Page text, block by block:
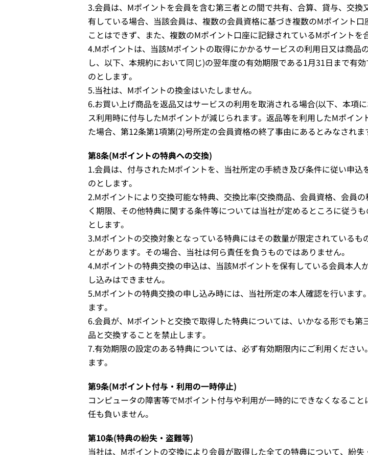
3.会員は、Mポイントを会員を含む第三者との間で共有、合算、貸与、交
有している場合、当該会員は、複数の会員資格に基づき複数のMポイント
ことはできず、また、複数のMポイント口座に記録されているMポイントを
4.Mポイントは、当該Mポイントの取得にかかるサービスの利用日又は商
し、以下、本規約において同じ)の翌年度の有効期限である1月31日まで有
のとします。
5.当社は、Mポイントの換金はいたしません。
6.お買い上げ商品を返品又はサービスの利用を取消される場合(以下、本項
ス利用時に付与したMポイントが減じられます。返品等を利用したMポイ
た場合、第12条第1項第(2)号所定の会員資格の終了事由にあるとみなされま
第8条(Mポイントの特典への交換)
1.会員は、付与されたMポイントを、当社所定の手続き及び条件に従い申
のとします。
2.Mポイントにより交換可能な特典、交換比率(交換商品、会員資格、会員
く期限、その他特典に関する条件等については当社が定めるところに従う
とします。
3.Mポイントの交換対象となっている特典にはその数量が限定されている
とがあります。その場合、当社は何ら責任を負うものではありません。
4.Mポイントの特典交換の申込は、当該Mポイントを保有している会員本
し込みはできません。
5.Mポイントの特典交換の申し込み時には、当社所定の本人確認を行いま
ます。
6.会員が、Mポイントと交換で取得した特典については、いかなる形でも
品と交換することを禁止します。
7.有効期限の設定のある特典については、必ず有効期限内にご利用くださ
ます。
第9条(Mポイント付与・利用の一時停止)
コンピュータの障害等でMポイント付与や利用が一時的にできなくなるこ
任も負いません。
第10条(特典の紛失・盗難等)
当社は、Mポイントの交換により会員が取得した全ての特典について、紛